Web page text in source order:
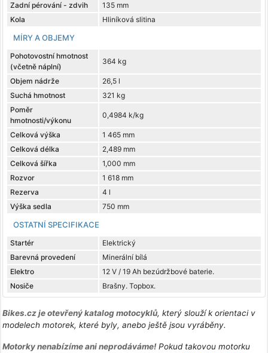
Zadní pérování - zdvih
135 mm
Kola
Hliníková slitina
MÍRY A OBJEMY
Pohotovostní hmotnost
(včetně náplní)
364 kg
Objem nádrže
26,5 l
Suchá hmotnost
321 kg
Poměr
hmotnosti/výkonu
0,4984 k/kg
Celková výška
1 465 mm
Celková délka
2,489 mm
Celková šířka
1,000 mm
Rozvor
1 618 mm
Rezerva
4 l
Výška sedla
750 mm
OSTATNÍ SPECIFIKACE
Startér
Elektrický
Barevná provedení
Minerální bílá
Elektro
12 V / 19 Ah bezúdržbové baterie.
Nosiče
Brašny. Topbox.
Bikes.cz je otevřený katalog motocyklů, který slouží k orientaci v
modelech motorek, které byly, anebo ještě jsou vyráběny.
Motorky nenabízíme ani neprodáváme!Pokud takovou motorku